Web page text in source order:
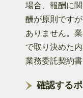
場合、報酬に
酬が原則です
ありません。
で取り決めた
業務委託契約書
確認する